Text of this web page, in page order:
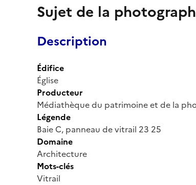
Sujet de la
Description
Édifice
Église
Producteur
Médiathèque du patrimoine et de la
Légende
Baie C, panneau de vitrail 23 25
Domaine
Architecture
Mots-clés
Vitrail